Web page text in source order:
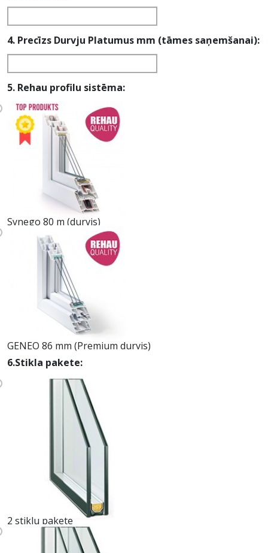
4. Precīzs Durvju Platumus mm (tāmes saņemšanai):
5. Rehau profilu sistēma:
Synego 80 m (durvis)
GENEO 86 mm (Premium durvis)
6.Stikla pakete:
2 stiklu pakete